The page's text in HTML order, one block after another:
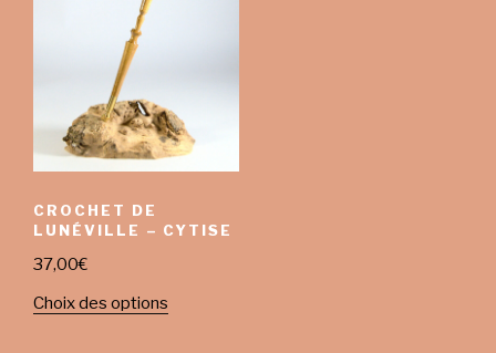
CROCHET DE
LUNÉVILLE – CYTISE
37,00€
Choix des options